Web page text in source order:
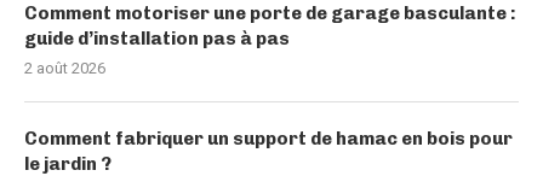
Comment motoriser une porte de garage basculante :
guide d’installation pas à pas
2 août 2026
Comment fabriquer un support de hamac en bois pour
le jardin ?